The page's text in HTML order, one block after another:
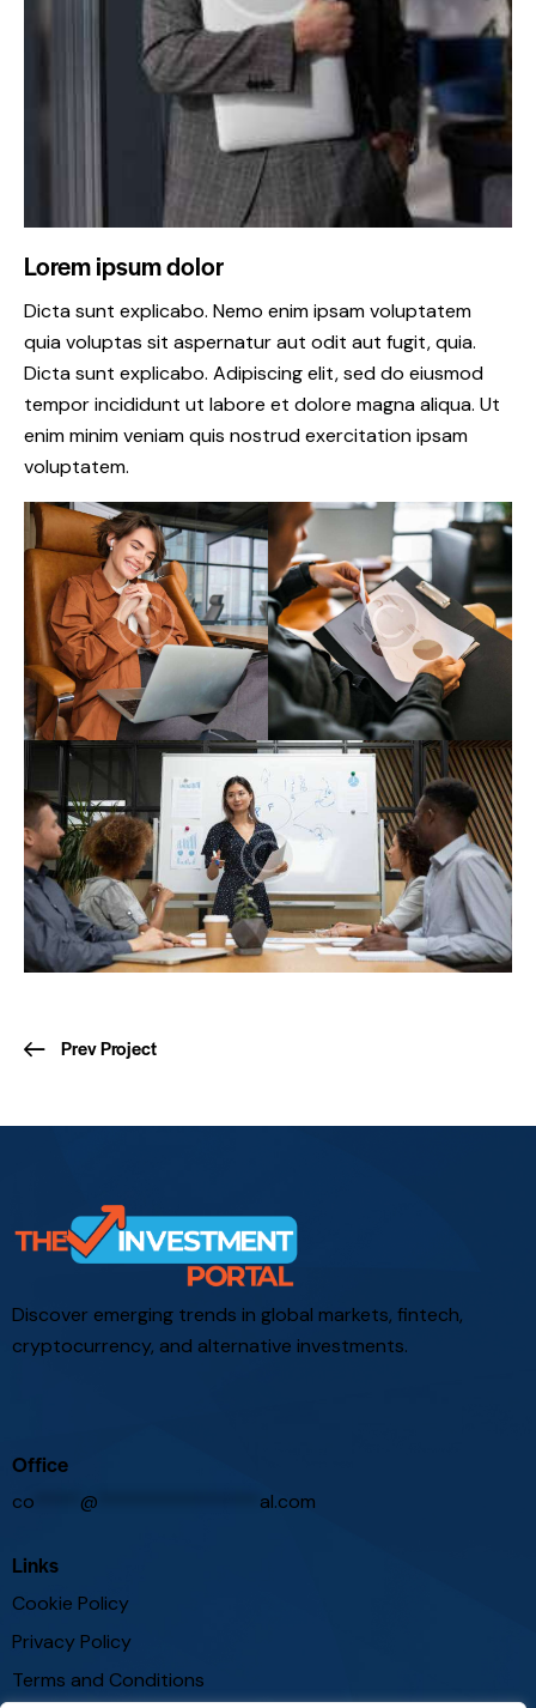
Lorem ipsum dolor
Dicta sunt explicabo. Nemo enim ipsam voluptatem
quia voluptas sit aspernatur aut odit aut fugit, quia.
Dicta sunt explicabo. Adipiscing elit, sed do eiusmod
tempor incididunt ut labore et dolore magna aliqua. Ut
enim minim veniam quis nostrud exercitation ipsam
voluptatem.
Prev Project
Discover emerging trends in global markets, fintech,
cryptocurrency, and alternative investments.
Office
co @ al.com
Links
Cookie Policy
Privacy Policy
Terms and Conditions